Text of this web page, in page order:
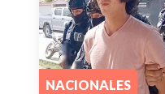
NACIONALES